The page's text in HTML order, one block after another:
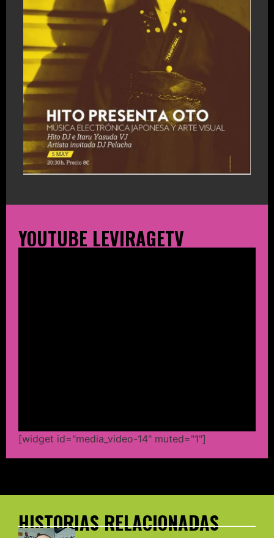
YOUTUBE LEVIRAGETV
[widget id="media_video-14" muted="1"]
HISTORIAS RELACIONADAS